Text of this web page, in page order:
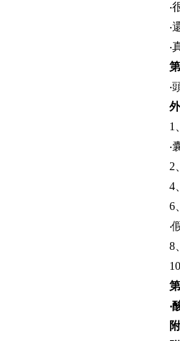
‧
‧
‧
‧
1
‧
2
4
6
‧
8
10
‧